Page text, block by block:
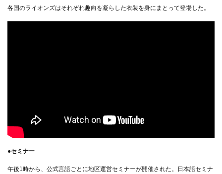
各国のライオンズはそれぞれ趣向を凝らした衣装を身にまとって登場した。
●セミナー
午後1時から、公式言語ごとに地区運営セミナーが開催された。日本語セミナ